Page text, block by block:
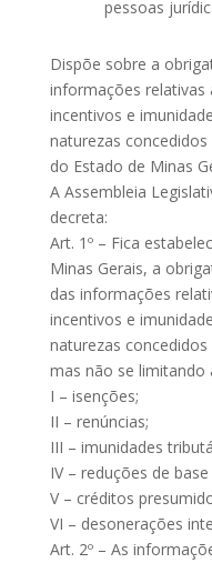
pessoas
Dispõe sobre a
informações relativas
incentivos e
naturezas
do Estado de Minas
A Assembleia
decreta:
Art. 1º – Fica
Minas Gerais, a
das informações
incentivos e
naturezas
mas não se limitando
I – isenções;
II – renúncias;
III – imunidades
IV – reduções de
V – créditos
VI – desonerações
Art. 2º – As